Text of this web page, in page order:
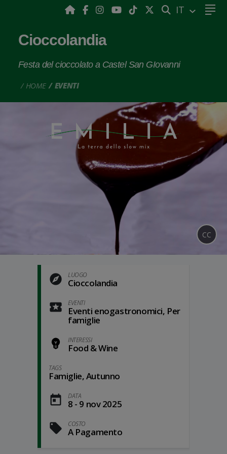
CERCA
IT
Cioccolandia
Festa del cioccolato a Castel San GIovanni
HOME EVENTI
CC
LUOGO
Cioccolandia
EVENTI
Eventi enogastronomici, Per
famiglie
INTERESSI
Food & Wine
TAGS
Famiglie, Autunno
DATA
8 - 9 nov 2025
COSTO
A Pagamento